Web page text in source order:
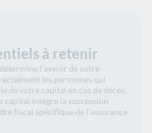
à retenir
l’avenir de votre
les personnes qui
de votre capital en cas de décès.
capital intègre la succession
fiscal spécifique de l’assurance